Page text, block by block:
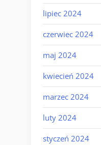
lipiec 2024
czerwiec 2024
maj 2024
kwiecień 2024
marzec 2024
luty 2024
styczeń 2024